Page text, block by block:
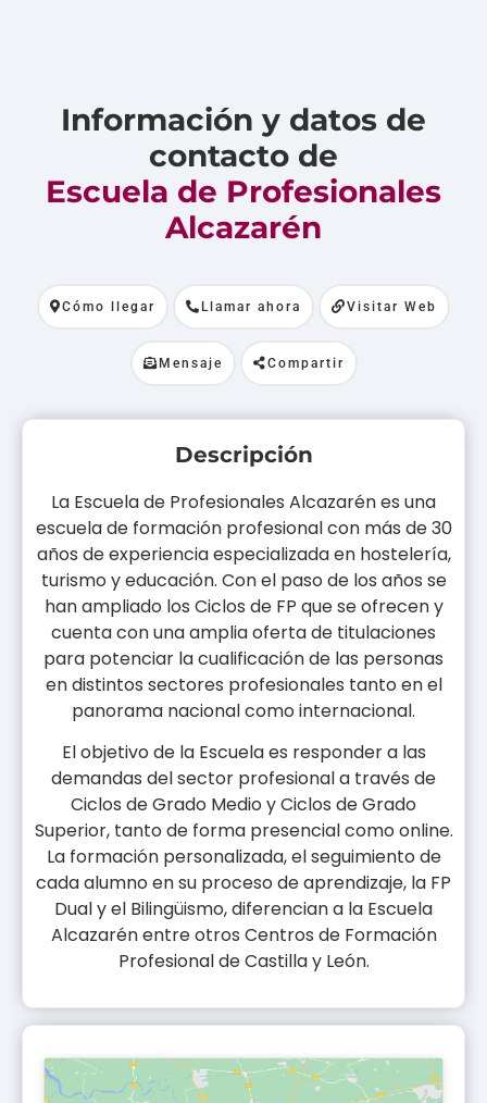
Información y datos de
contacto de
Escuela de Profesionales
Alcazarén
Cómo llegar Llamar ahora Visitar Web
Mensaje Compartir
Descripción
La Escuela de Profesionales Alcazarén es una
escuela de formación profesional con más de 30
años de experiencia especializada en hostelería,
turismo y educación. Con el paso de los años se
han ampliado los Ciclos de FP que se ofrecen y
cuenta con una amplia oferta de titulaciones
para potenciar la cualificación de las personas
en distintos sectores profesionales tanto en el
panorama nacional como internacional.
El objetivo de la Escuela es responder a las
demandas del sector profesional a través de
Ciclos de Grado Medio y Ciclos de Grado
Superior, tanto de forma presencial como online.
La formación personalizada, el seguimiento de
cada alumno en su proceso de aprendizaje, la FP
Dual y el Bilingüismo, diferencian a la Escuela
Alcazarén entre otros Centros de Formación
Profesional de Castilla y León.